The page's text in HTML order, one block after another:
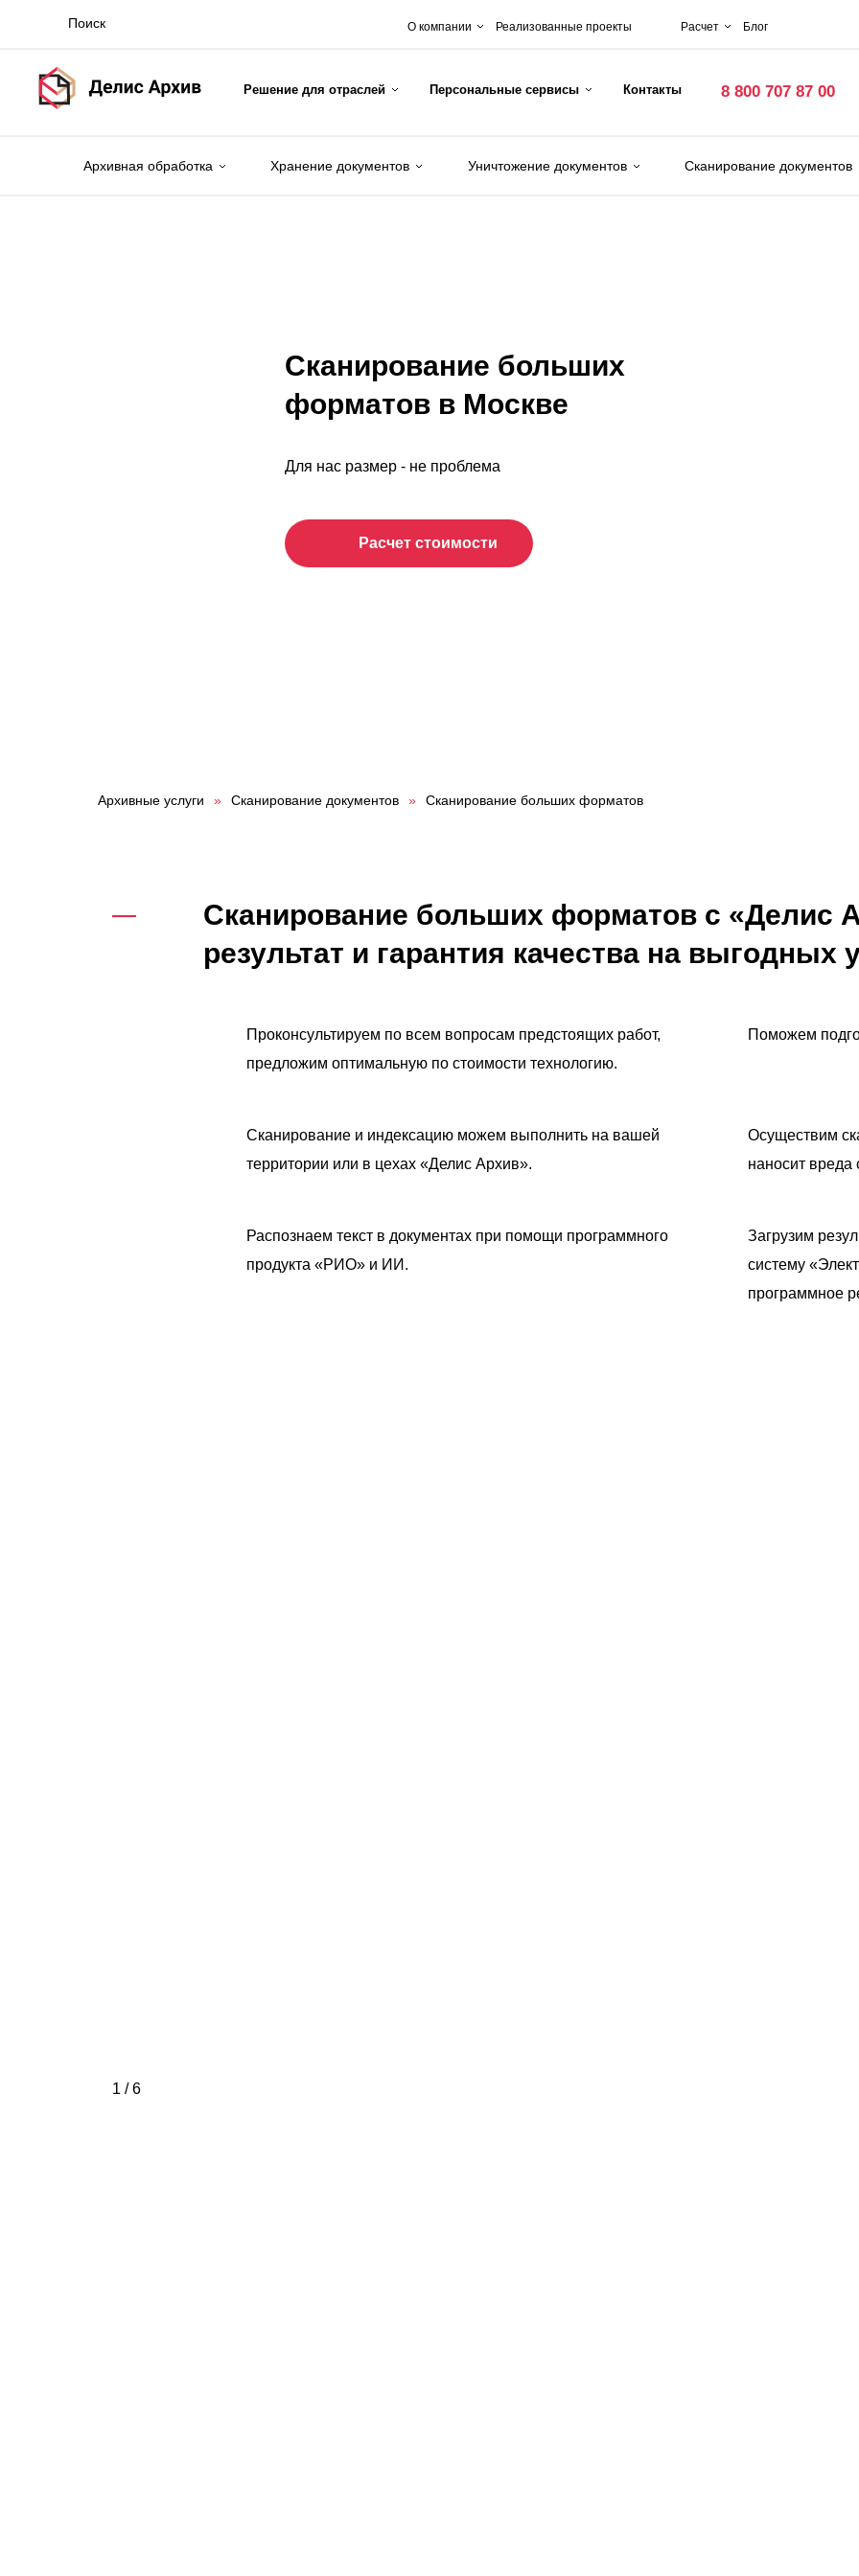
О компании Реализованные проекты Расчет Блог
Решение для отраслей Персональные сервисы Контакты 8 800 707 87 00
Архивная обработка Хранение документов Уничтожение документов Сканирование документов
Сканирование больших
форматов в Москве
Для нас размер - не проблема
Расчет стоимости
Архивные услуги » Сканирование документов » Сканирование больших форматов
Сканирование больших форматов с «Делис
результат и гарантия качества на выгодных
Проконсультируем по всем вопросам предстоящих работ,
предложим оптимальную по стоимости технологию.
Поможем
Сканирование и индексацию можем выполнить на вашей
территории или в цехах «Делис Архив».
Осуществим
наносит вреда
Распознаем текст в документах при помощи программного
продукта «РИО» и ИИ.
Загрузим
систему
программное
1 / 6